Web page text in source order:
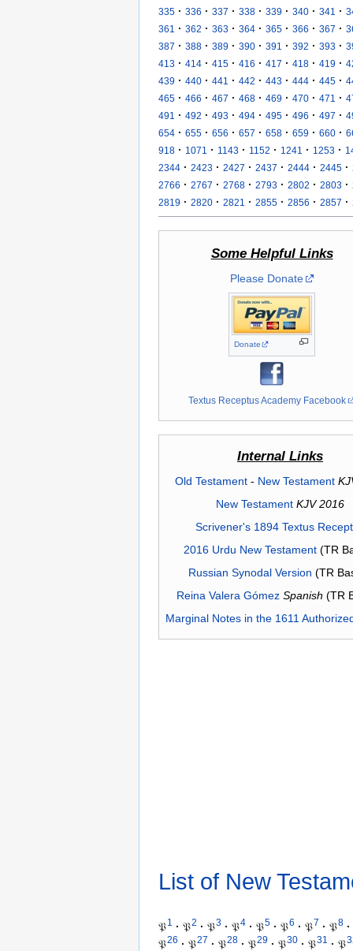
335 · 336 · 337 · 338 · 339 · 340 · 341 ·
361
· 362 · 363 · 364 · 365 · 366 · 367 ·
387 · 388 · 389 · 390 · 391 · 392 · 393 ·
413 · 414 · 415 · 416 · 417 · 418 · 419 ·
439 · 440 · 441 · 442 · 443 · 444 · 445 ·
465 · 466 · 467 · 468 · 469 · 470 · 471 ·
491
· 492 · 493 · 494 · 495 · 496 · 497 ·
654 · 655 · 656 · 657 · 658 · 659 · 660 ·
918 · 1071 · 1143 · 1152 · 1241 · 1253 ·
2344 · 2423 · 2427 · 2437 · 2444 · 2445 ·
2766 · 2767 · 2768 · 2793 · 2802 · 2803 ·
2819 · 2820 · 2821 · 2855 · 2856 · 2857 ·
Some Helpful Links
Please Donate
Donate
Textus Receptus Academy Facebook
Internal Links
Old Testament- New Testament
New Testament KJV 2016
Scrivener's 1894 Textus
2016 Urdu New Testament(TR
Russian Synodal Version (TR
Reina Valera Gómez Spanish (TR
Marginal Notes in the 1611
List of New
𝔓1 · 𝔓2 · 𝔓3 · 𝔓4 · 𝔓5 · 𝔓6 · 𝔓7 · 𝔓8 ·
𝔓26 · 𝔓27 · 𝔓28 · 𝔓29 · 𝔓30 · 𝔓31 · 𝔓